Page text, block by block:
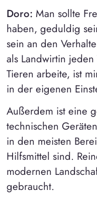
Doro: Man sollte
haben, geduldig
sein an den
als Landwirtin
Tieren arbeite, ist
in der eigenen
Außerdem ist eine
technischen
in den meisten
Hilfsmittel sind.
modernen
gebraucht.